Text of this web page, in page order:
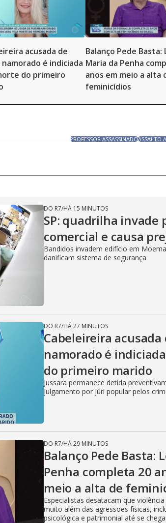
acusada de
é indiciada
do primeiro
Balanço Pede Basta:
Maria da Penha
anos em meio a alta
feminicídios
PROFESSOR ASSASSINADOASSALTO
DO R7/HÁ 15 MINUTOS
SP: quadrilha invade
comercial e causa
Bandidos invadem edifício em
danificam sistema de segurança
DO R7/HÁ 27 MINUTOS
Cabeleireira
namorado é
do primeiro marido
Jussara permanece detida
julgamento por júri popular pelos
DO R7/HÁ 29 MINUTOS
Balanço Pede Basta:
Penha completa 20
meio a alta de
Especialistas desatacam que
muito além das agressões físicas,
psicológica e patrimonial até se